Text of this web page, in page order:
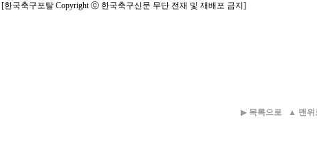
[한국축구포탈 Copyright ⓒ 한국축구신문 무단 전재 및 재배포 금지]
▶ 목록으로 ▲ 맨위